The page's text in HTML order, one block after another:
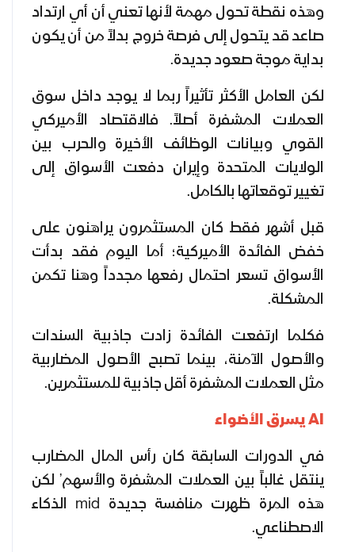
وهذه نقطة تحول مهمة لأنها تعني أن أي ارتداد
صاعد قد يتحول إلى فرصة خروج بدلاً من أن يكون
بداية موجة صعود جديدة.
لكن العامل الأكثر تأثيراً ربما لا يوجد داخل سوق
العملات المشفرة أصلاً. فالاقتصاد الأميركي
القوي وبيانات الوظائف الأخيرة والحرب بين
الولايات المتحدة وإيران دفعت الأسواق إلى
تغيير توقعاتها بالكامل.
قبل أشهر فقط كان المستثمرون يراهنون على
خفض الفائدة الأميركية؛ أما اليوم فقد بدأت
الأسواق تسعر احتمال رفعها مجدداً وهنا تكمن
المشكلة.
فكلما ارتفعت الفائدة زادت جاذبية السندات
والأصول الآمنة، بينما تصبح الأصول المضاربية
مثل العملات المشفرة أقل جاذبية للمستثمرين.
AI يسرق الأضواء
في الدورات السابقة كان رأس المال المضارب
ينتقل غالباً بين العملات المشفرة والأسهم’ لكن
هذه المرة ظهرت منافسة جديدة mid الذكاء
الاصطناعي.